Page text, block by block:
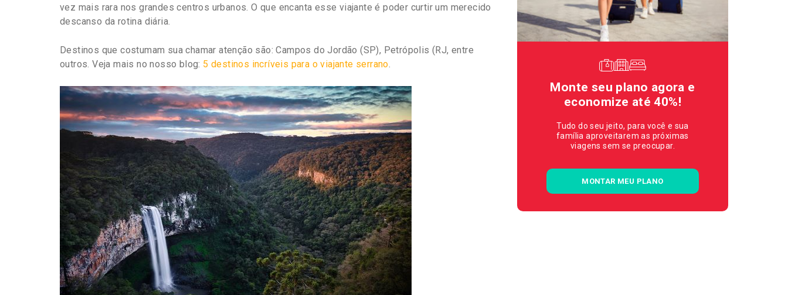
vez mais rara nos grandes centros urbanos. O que encanta esse viajante é poder curtir um merecido
descanso da rotina diária.
Destinos que costumam sua chamar atenção são: Campos do Jordão (SP), Petrópolis (RJ, entre
outros. Veja mais no nosso blog: 5 destinos incríveis para o viajante serrano.
Monte seu plano agora e
economize até 40%!
Tudo do seu jeito, para você e sua
família aproveitarem as próximas
viagens sem se preocupar.
MONTAR MEU PLANO